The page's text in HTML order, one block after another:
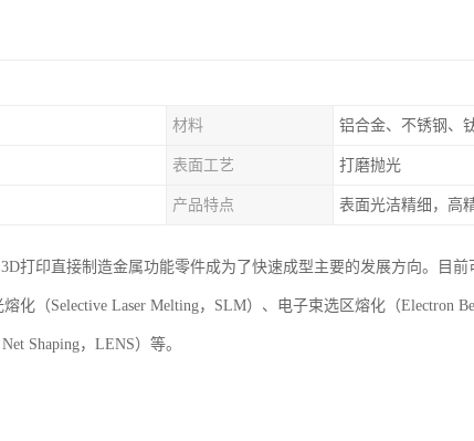
材料 铝合金、不锈钢、
表面工艺 打磨抛光
产品特点 表面光洁精细，高
打印直接制造金属功能零件成为了快速成型主要的发展方向。目
（Selective Laser Melting，SLM）、电子束选区熔化（Electron
Shaping，LENS）等。